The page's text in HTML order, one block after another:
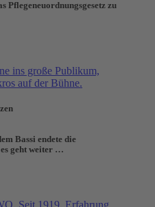
Pflegeneuordnungsgesetz zu
Bassi endete die
geht weiter …